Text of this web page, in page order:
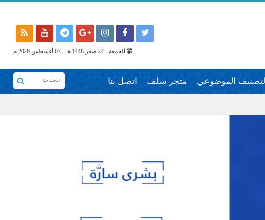
الجمعة - 24 صفر 1448 هـ - 07 أغسطس 2026 م
التصنيف الموضوعي متجر سلف اتصل بنا